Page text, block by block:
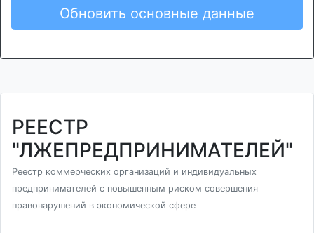
Обновить основные данные
РЕЕСТР
"ЛЖЕПРЕДПРИНИМАТЕЛЕЙ"
Реестр коммерческих организаций и индивидуальных
предпринимателей с повышенным риском совершения
правонарушений в экономической сфере